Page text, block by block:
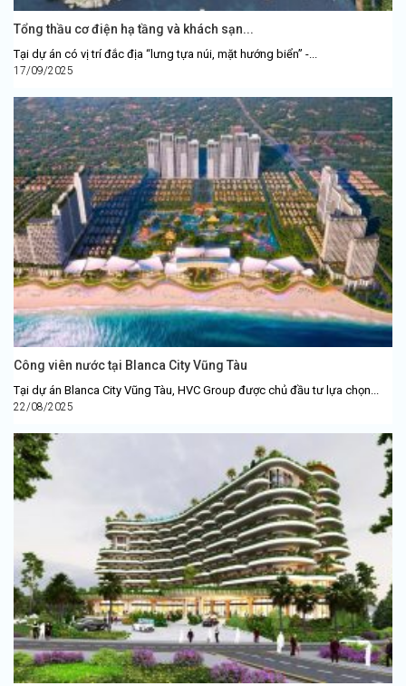
Tổng thầu cơ điện hạ tầng và khách sạn...
Tại dự án có vị trí đắc địa “lưng tựa núi, mặt hướng biển” -...
17/09/2025
Công viên nước tại Blanca City Vũng Tàu
Tại dự án Blanca City Vũng Tàu, HVC Group được chủ đầu tư lựa chọn...
22/08/2025